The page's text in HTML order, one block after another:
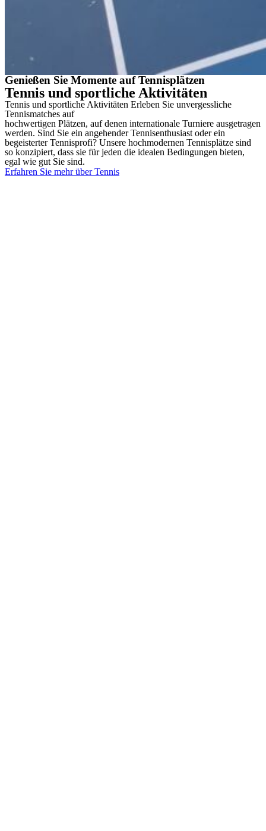
Genießen Sie Momente auf Tennisplätzen
Tennis und sportliche Aktivitäten
Tennis und sportliche Aktivitäten Erleben Sie unvergessliche
Tennismatches auf
hochwertigen Plätzen, auf denen internationale Turniere ausgetragen
werden. Sind Sie ein angehender Tennisenthusiast oder ein
begeisterter Tennisprofi? Unsere hochmodernen Tennisplätze sind
so konzipiert, dass sie für jeden die idealen Bedingungen bieten,
egal wie gut Sie sind.
Erfahren Sie mehr über Tennis